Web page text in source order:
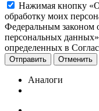
Нажимая кнопку
обработку моих
Федеральным законом
персональных
определенных в
Отменить
Аналоги